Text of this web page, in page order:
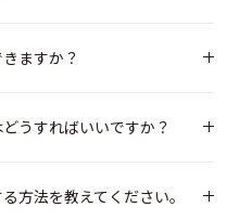
ますか？
うすればいいですか？
方法を教えてください。